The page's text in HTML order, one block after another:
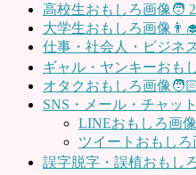
高校生おもしろ画像🧑
大学生おもしろ画像
仕事・社会人・ビジネ
ギャル・ヤンキーおも
オタクおもしろ画像
SNS・メール・チャッ
LINEおもしろ画像
ツイートおもし
誤字脱字・誤植おもし